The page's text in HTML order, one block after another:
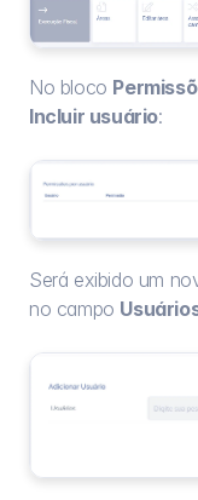
No bloco
Incluir usuário:
Será exibido um
no campo